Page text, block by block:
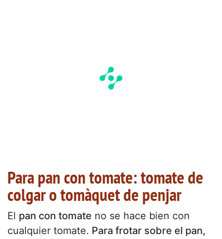
Para pan con tomate: tomate de
colgar o tomàquet de penjar
El pan con tomate no se hace bien con
cualquier tomate. Para frotar sobre el pan,